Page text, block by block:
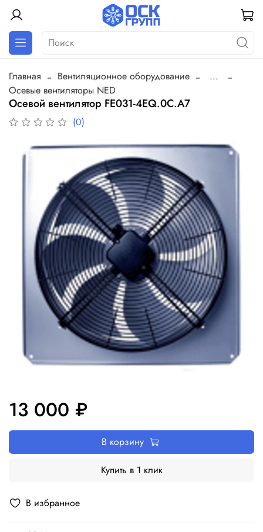
Главная Вентиляционное оборудование
...
Осевые вентиляторы NED
Осевой вентилятор FE031-4EQ.0C.A7
(0)
В избранное
13 000 ₽
В корзину
Купить в 1 клик